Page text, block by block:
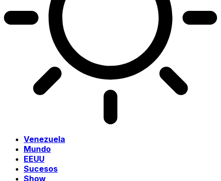
Venezuela
Mundo
EEUU
Sucesos
Show